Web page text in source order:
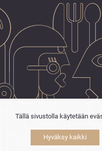
Tällä sivustolla käytetään
Hyväksy kaikki